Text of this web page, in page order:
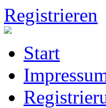
Registrieren
Start